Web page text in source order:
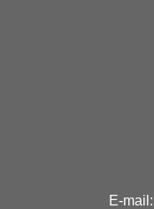
E-mail: